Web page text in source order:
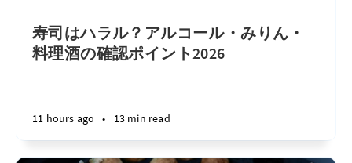
寿司はハラル？アルコール・みりん・
料理酒の確認ポイント2026
11 hours ago • 13 min read